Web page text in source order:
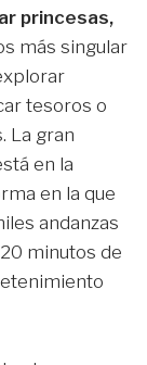
princesas,
más singular
tesoros o
La gran
en la
en la que
andanzas
minutos de